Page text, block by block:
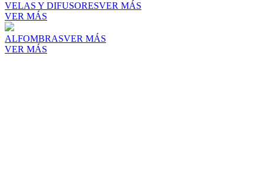
VELAS Y DIFUSORESVER MÁS
VER MÁS
ALFOMBRASVER MÁS
VER MÁS